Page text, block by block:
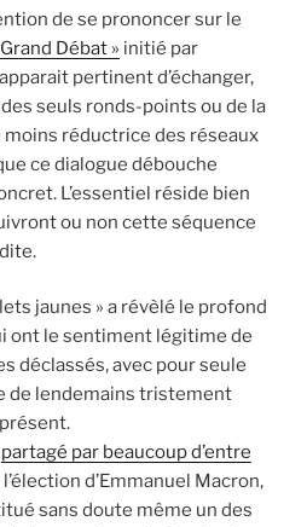
de se prononcer sur le
Débat » initié par
pertinent d’échanger,
seuls ronds-points ou de la
réductrice des réseaux
ce dialogue débouche
L’essentiel réside bien
ou non cette séquence
jaunes » a révèlé le profond
ont le sentiment légitime de
déclassés, avec pour seule
de lendemains tristement
partagé par beaucoup d’entre
d’Emmanuel Macron,
sans doute même un des